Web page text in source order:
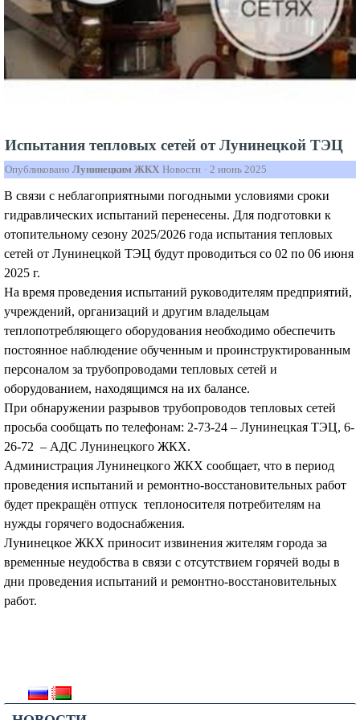
Испытания тепловых сетей от Лунинецкой ТЭЦ
Опубликовано Лунинецким ЖКХ Новости · 2 июнь 2025
В связи с неблагоприятными погодными условиями сроки
гидравлических испытаний перенесены. Для подготовки к
отопительному сезону 2025/2026 года испытания тепловых
сетей от Лунинецкой ТЭЦ будут проводиться со 02 по 06 июня
2025 г.
На время проведения испытаний руководителям предприятий,
учреждений, организаций и другим владельцам
теплопотребляющего оборудования необходимо обеспечить
постоянное наблюдение обученным и проинструктированным
персоналом за трубопроводами тепловых сетей и
оборудованием, находящимся на их балансе.
При обнаружении разрывов трубопроводов тепловых сетей
просьба сообщать по телефонам: 2-73-24 – Лунинецкая ТЭЦ, 6-
26-72 – АДС Лунинецкого ЖКХ.
Администрация Лунинецкого ЖКХ сообщает, что в период
проведения испытаний и ремонтно-восстановительных работ
будет прекращён отпуск теплоносителя потребителям на
нужды горячего водоснабжения.
Лунинецкое ЖКХ приносит извинения жителям города за
временные неудобства в связи с отсутствием горячей воды в
дни проведения испытаний и ремонтно-восстановительных
работ.